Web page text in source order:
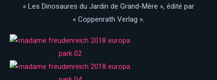
« Les Dinosaures du Jardin de Grand-Mère », édité par
« Coppenrath Verlag ».